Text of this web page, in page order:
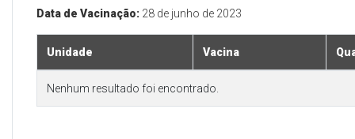
Data de Vacinação: 28 de junho de 2023
Unidade Vacina
Nenhum resultado foi encontrado.